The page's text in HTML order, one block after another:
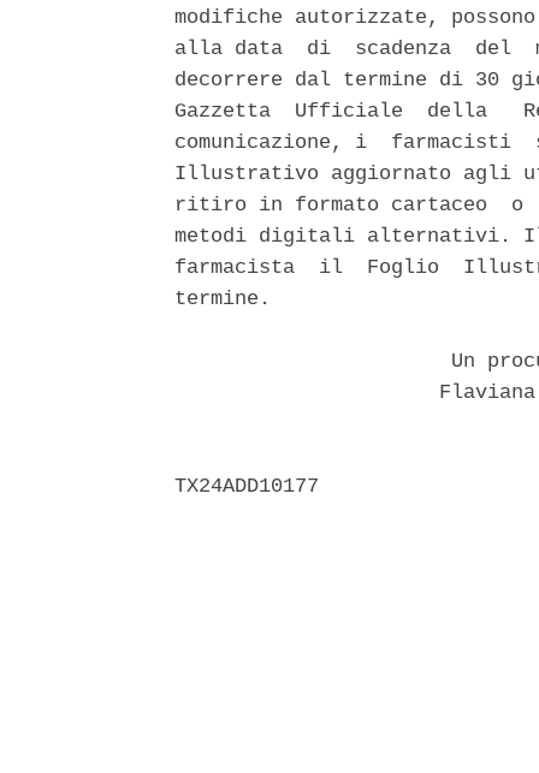
modifiche autorizzate,
alla data  di  scadenza  del
decorrere dal termine di 30
Gazzetta  Ufficiale  della
comunicazione, i  farmacisti
Illustrativo aggiornato agli
ritiro in formato cartaceo
metodi digitali alternativi.
farmacista  il  Foglio
termine.
Un